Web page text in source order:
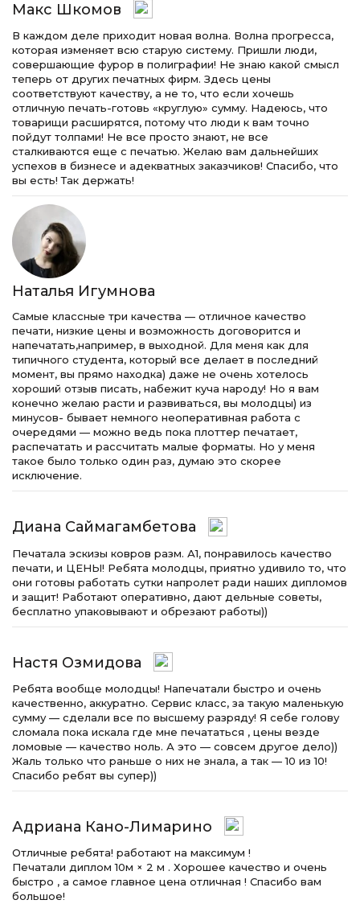
Макс Шкомов
В каждом деле приходит новая волна. Волна прогресса,
которая изменяет всю старую систему. Пришли люди,
совершающие фурор в полиграфии! Не знаю какой смысл
теперь от других печатных фирм. Здесь цены
соответствуют качеству, а не то, что если хочешь
отличную печать-готовь «круглую» сумму. Надеюсь, что
товарищи расширятся, потому что люди к вам точно
пойдут толпами! Не все просто знают, не все
сталкиваются еще с печатью. Желаю вам дальнейших
успехов в бизнесе и адекватных заказчиков! Спасибо, что
вы есть! Так держать!
Наталья Игумнова
Самые классные три качества — отличное качество
печати, низкие цены и возможность договорится и
напечатать,например, в выходной. Для меня как для
типичного студента, который все делает в последний
момент, вы прямо находка) даже не очень хотелось
хороший отзыв писать, набежит куча народу! Но я вам
конечно желаю расти и развиваться, вы молодцы) из
минусов- бывает немного неоперативная работа с
очередями — можно ведь пока плоттер печатает,
распечатать и рассчитать малые форматы. Но у меня
такое было только один раз, думаю это скорее
исключение.
Диана Саймагамбетова
Печатала эскизы ковров разм. А1, понравилось качество
печати, и ЦЕНЫ! Ребята молодцы, приятно удивило то, что
они готовы работать сутки напролет ради наших дипломов
и защит! Работают оперативно, дают дельные советы,
бесплатно упаковывают и обрезают работы))
Настя Озмидова
Ребята вообще молодцы! Напечатали быстро и очень
качественно, аккуратно. Сервис класс, за такую маленькую
сумму — сделали все по высшему разряду! Я себе голову
сломала пока искала где мне печататься , цены везде
ломовые — качество ноль. А это — совсем другое дело))
Жаль только что раньше о них не знала, а так — 10 из 10!
Спасибо ребят вы супер))
Адриана Кано-Лимарино
Отличные ребята! работают на максимум !
Печатали диплом 10м × 2 м . Хорошее качество и очень
быстро , а самое главное цена отличная ! Спасибо вам
большое!